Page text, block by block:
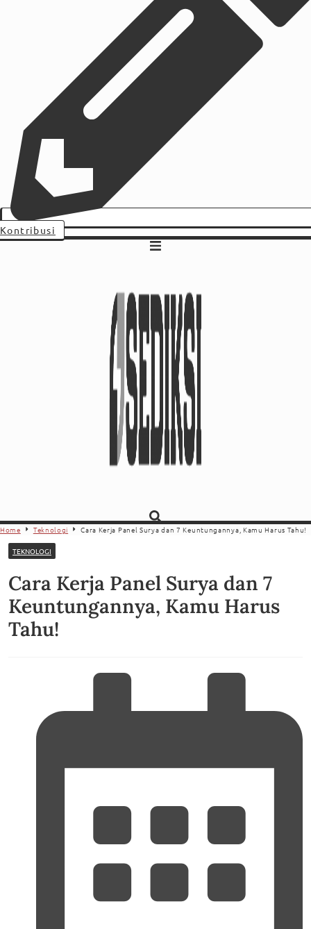
Kontribusi
Home Teknologi Cara Kerja Panel Surya dan 7 Keuntungannya, Kamu Harus Tahu!
TEKNOLOGI
Cara Kerja Panel Surya dan 7
Keuntungannya, Kamu Harus
Tahu!